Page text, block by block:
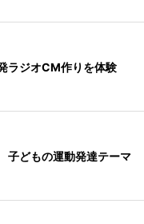
ラジオCM作りを体験
どもの運動発達テーマ